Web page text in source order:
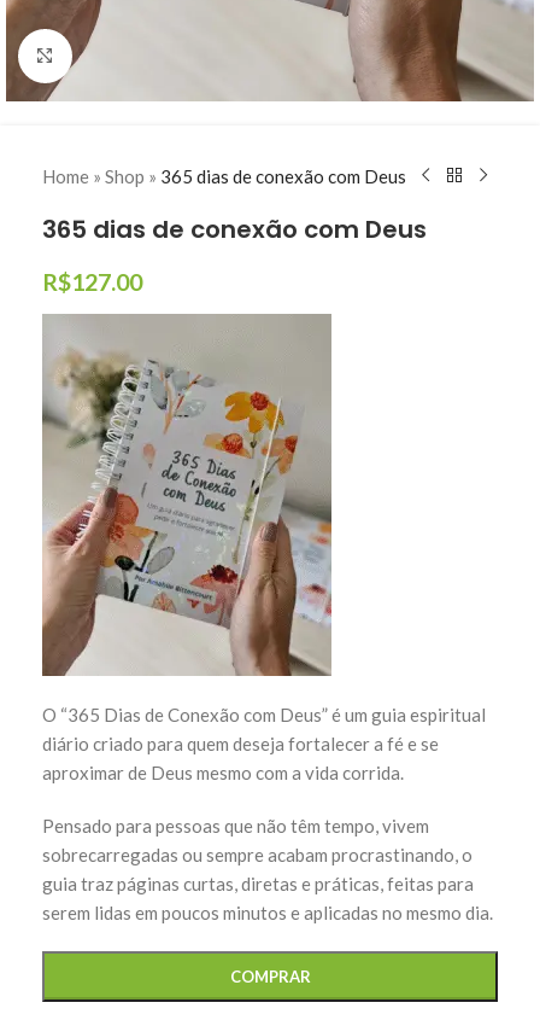
Clique para ampliar
Home » Shop » 365 dias de conexão com Deus
365 dias de conexão com Deus
R$127.00
O “365 Dias de Conexão com Deus” é um guia espiritual
diário criado para quem deseja fortalecer a fé e se
aproximar de Deus mesmo com a vida corrida.
Pensado para pessoas que não têm tempo, vivem
sobrecarregadas ou sempre acabam procrastinando, o
guia traz páginas curtas, diretas e práticas, feitas para
serem lidas em poucos minutos e aplicadas no mesmo dia.
COMPRAR